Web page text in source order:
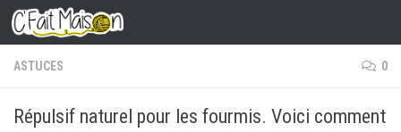
Skip to content
ASTUCES 0
Répulsif naturel pour les fourmis. Voici comment